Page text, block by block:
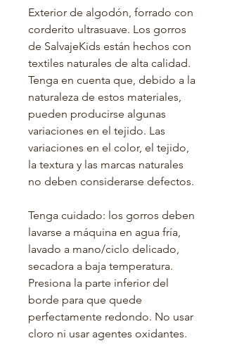
Exterior de algodón, forrado con
corderito ultrasuave. Los gorros
de SalvajeKids están hechos con
textiles naturales de alta calidad.
Tenga en cuenta que, debido a la
naturaleza de estos materiales,
pueden producirse algunas
variaciones en el tejido. Las
variaciones en el color, el tejido,
la textura y las marcas naturales
no deben considerarse defectos.
Tenga cuidado: los gorros deben
lavarse a máquina en agua fría,
lavado a mano/ciclo delicado,
secadora a baja temperatura.
Presiona la parte inferior del
borde para que quede
perfectamente redondo. No usar
cloro ni usar agentes oxidantes.